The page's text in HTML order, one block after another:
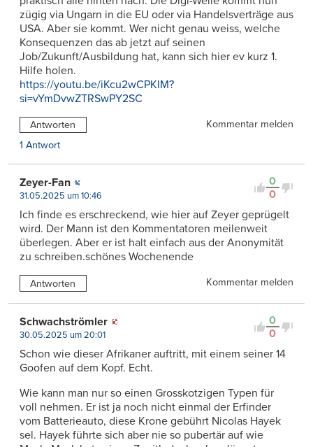
zügig via Ungarn in die EU oder via Handelsverträge aus
USA. Aber sie kommt. Wer nicht genau weiss, welche
Konsequenzen das ab jetzt auf seinen
Job/Zukunft/Ausbildung hat, kann sich hier ev kurz 1.
Hilfe holen.
https://youtu.be/iKcu2wCPKIM?
si=vYmDvwZTRSwPY2SC
Antworten
Kommentar melden
1 Antwort
0
0
Zeyer-Fan
31.05.2025 um 10:46
Ich finde es erschreckend, wie hier auf Zeyer geprügelt
wird. Der Mann ist den Kommentatoren meilenweit
überlegen. Aber er ist halt einfach aus der Anonymität
zu schreiben.schönes Wochenende
Antworten Kommentar melden
0
0
Schwachströmler
30.05.2025 um 20:01
Schon wie dieser Afrikaner auftritt, mit einem seiner 14
Goofen auf dem Kopf. Echt.
Wie kann man nur so einen Grosskotzigen Typen für
voll nehmen. Er ist ja noch nicht einmal der Erfinder
vom Batterieauto, diese Krone gebührt Nicolas Hayek
sel. Hayek führte sich aber nie so pubertär auf wie